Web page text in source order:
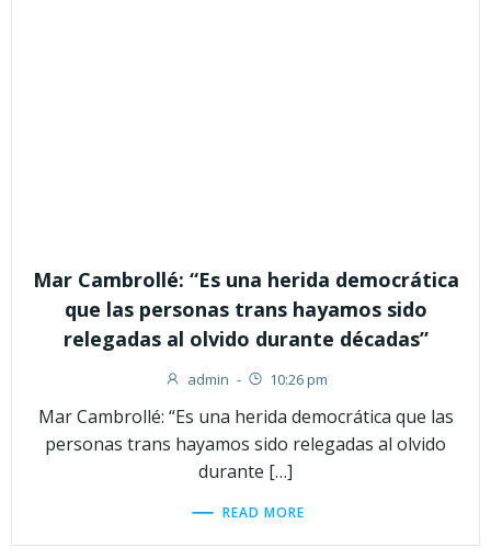
Mar Cambrollé: “Es una herida democrática
que las personas trans hayamos sido
relegadas al olvido durante décadas”
admin - 10:26 pm
Mar Cambrollé: “Es una herida democrática que las
personas trans hayamos sido relegadas al olvido
durante […]
READ MORE